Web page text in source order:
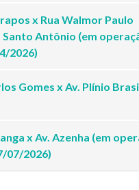
x Rua Walmor Paulo
Santo Antônio (em
2026)
Gomes x Av. Plínio
x Av. Azenha (em
07/2026)